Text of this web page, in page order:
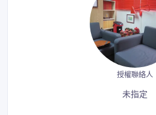
授權聯絡人
未指定